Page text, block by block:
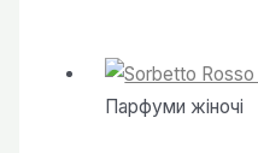
Парфуми жiночi